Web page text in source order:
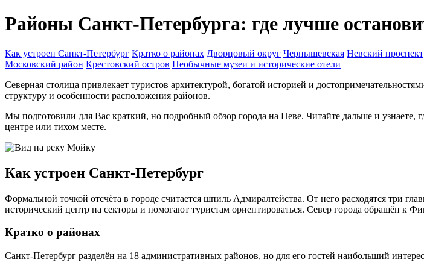
Районы Санкт-Петербурга: где лучше
Как устроен Санкт-Петербург Кратко о районах Дворцовый округ Чернышевская Невский проспект
Московский район Крестовский остров Необычные музеи и исторические отели
Северная столица привлекает туристов архитектурой, богатой историей и
структуру и особенности расположения районов.
Мы подготовили для Вас краткий, но подробный обзор города на Неве. Читайте дальше и узнаете,
центре или тихом месте.
Как устроен Санкт-Петербург
Формальной точкой отсчёта в городе считается шпиль Адмиралтейства. От него расходятся три
исторический центр на секторы и помогают туристам ориентироваться. Север города обращён к
Кратко о районах
Санкт-Петербург разделён на 18 административных районов, но для его гостей наибольший